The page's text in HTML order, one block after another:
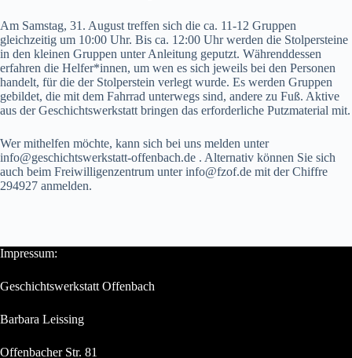
Am Samstag, 31. August treffen sich die ca. 11-12 Gruppen
gleichzeitig um 10:00 Uhr. Bis ca. 12:00 Uhr werden die Stolpersteine
in den kleinen Gruppen unter Anleitung geputzt. Währenddessen
erfahren die Helfer*innen, um wen es sich jeweils bei den Personen
handelt, für die der Stolperstein verlegt wurde. Es werden Gruppen
gebildet, die mit dem Fahrrad unterwegs sind, andere zu Fuß. Aktive
aus der Geschichtswerkstatt bringen das erforderliche Putzmaterial mit.
Wer mithelfen möchte, kann sich bei uns melden unter
info@geschichtswerkstatt-offenbach.de . Alternativ können Sie sich
auch beim Freiwilligenzentrum unter info@fzof.de mit der Chiffre
294927 anmelden.
Impressum:
Geschichtswerkstatt Offenbach
Barbara Leissing
Offenbacher Str. 81